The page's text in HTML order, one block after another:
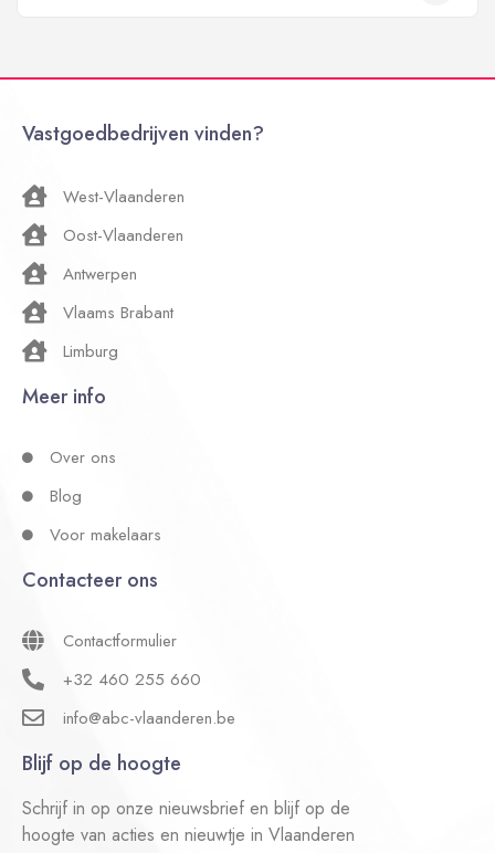
Vastgoedbedrijven vinden?
West-Vlaanderen
Oost-Vlaanderen
Antwerpen
Vlaams Brabant
Limburg
Meer info
Over ons
Blog
Voor makelaars
Contacteer ons
Contactformulier
+32 460 255 660
info@abc-vlaanderen.be
Blijf op de hoogte
Schrijf in op onze nieuwsbrief en blijf op de
hoogte van acties en nieuwtje in Vlaanderen